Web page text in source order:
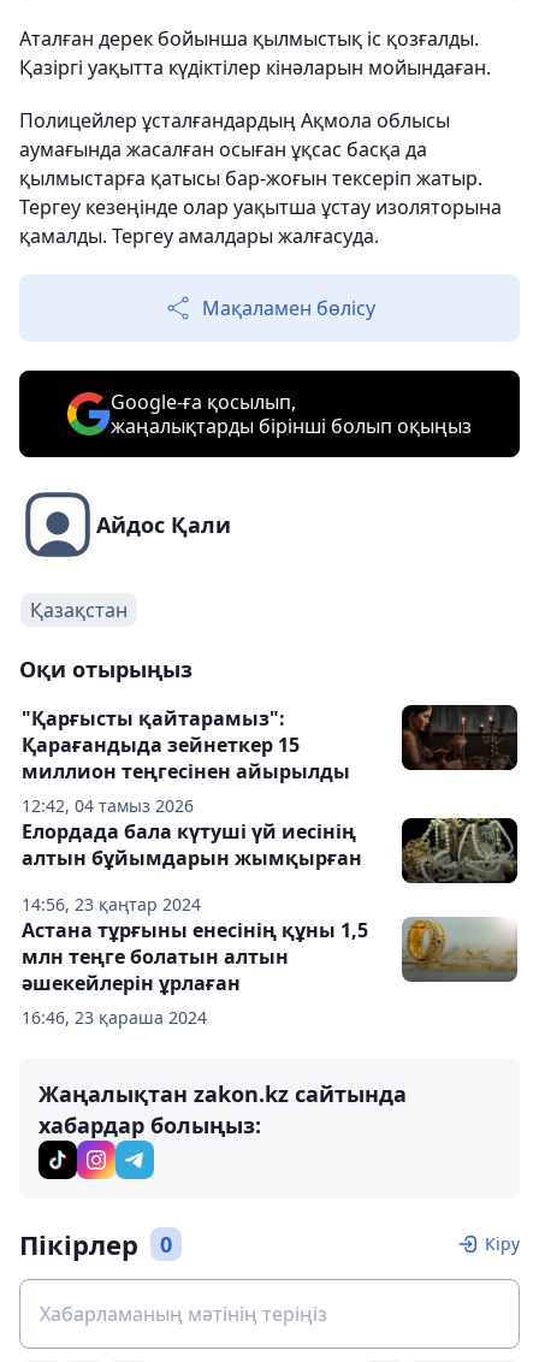
Аталған дерек бойынша қылмыстық іс қозғалды.
Қазіргі уақытта күдіктілер кінәларын мойындаған.
Полицейлер ұсталғандардың Ақмола облысы
аумағында жасалған осыған ұқсас басқа да
қылмыстарға қатысы бар-жоғын тексеріп жатыр.
Тергеу кезеңінде олар уақытша ұстау изоляторына
қамалды. Тергеу амалдары жалғасуда.
Мақаламен бөлісу
Google-ға қосылып,
жаңалықтарды бірінші болып оқыңыз
Айдос Қали
Қазақстан
Оқи отырыңыз
12:42, 04 тамыз 2026
"Қарғысты қайтарамыз":
Қарағандыда зейнеткер 15
миллион теңгесінен айырылды
14:56, 23 қаңтар 2024
Елордада бала күтуші үй иесінің
алтын бұйымдарын жымқырған
16:46, 23 қараша 2024
Астана тұрғыны енесінің құны 1,5
млн теңге болатын алтын
әшекейлерін ұрлаған
Жаңалықтан zakon.kz сайтында
хабардар болыңыз:
Пікірлер 0 Кіру